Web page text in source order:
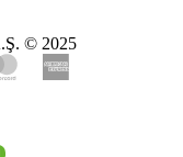
© 2025